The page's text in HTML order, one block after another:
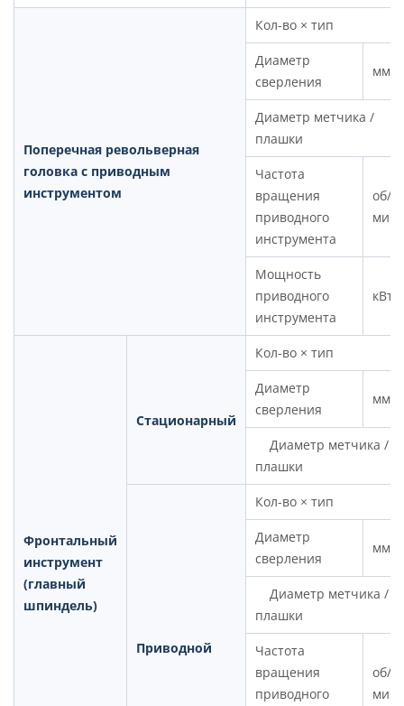
Поперечная револьверная
головка с приводным
инструментом
Кол-во × тип
Диаметр
сверления
мм
Диаметр метчика /
плашки
Частота
вращения
приводного
инструмента
об/
мин
Мощность
приводного
инструмента
кВт
Фронтальный
инструмент
(главный
шпиндель)
Стационарный
Кол-во × тип
Диаметр
сверления
мм
Диаметр метчика /
плашки
Приводной
Кол-во × тип
Диаметр
сверления
мм
Диаметр метчика /
плашки
Частота
вращения
приводного
об/
мин